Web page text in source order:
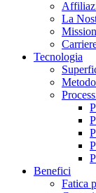
La
Tecnologia
Benefici
Fatica